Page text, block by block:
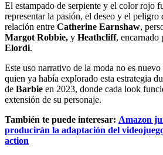
El estampado de serpiente y el color rojo
representar la pasión, el deseo y el peligro
relación entre Catherine Earnshaw,
Margot Robbie, y Heathcliff, encarnado
Elordi.
Este uso narrativo de la moda no es
quien ya había explorado esta estrategia
de Barbie en 2023, donde cada look
extensión de su personaje.
También te puede interesar: Amazon
producirán la adaptación del
action